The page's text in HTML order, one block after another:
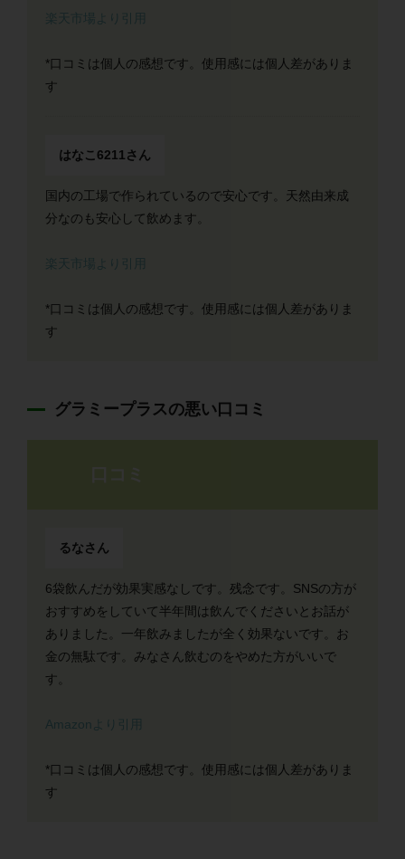
楽天市場より引用
*口コミは個人の感想です。使用感には個人差がありま
す
はなこ6211さん
国内の工場で作られているので安心です。天然由来成
分なのも安心して飲めます。
楽天市場より引用
*口コミは個人の感想です。使用感には個人差がありま
す
グラミープラスの悪い口コミ
るなさん
6袋飲んだが効果実感なしです。残念です。SNSの方が
おすすめをしていて半年間は飲んでくださいとお話が
ありました。一年飲みましたが全く効果ないです。お
金の無駄です。みなさん飲むのをやめた方がいいで
す。
Amazonより引用
*口コミは個人の感想です。使用感には個人差がありま
す